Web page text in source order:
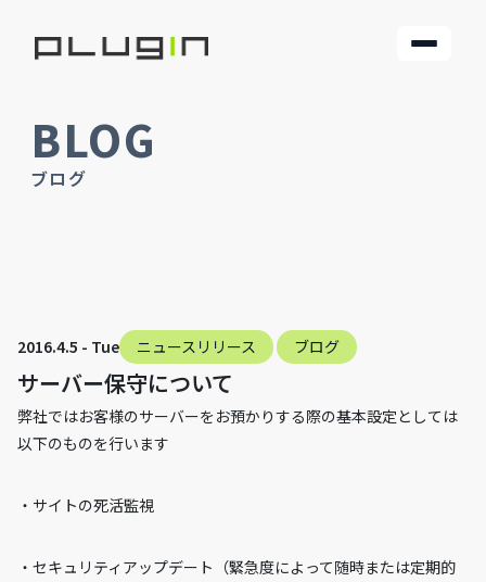
BLOG
ブログ
2016.4.5 - Tue ニュースリリース ブログ
サーバー保守について
弊社ではお客様のサーバーをお預かりする際の基本設定としては
以下のものを行います
・サイトの死活監視
・セキュリティアップデート（緊急度によって随時または定期的